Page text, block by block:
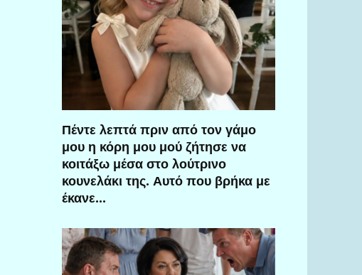
Πέντε λεπτά πριν από τον γάμο
μου η κόρη μου μού ζήτησε να
κοιτάξω μέσα στο λούτρινο
κουνελάκι της. Αυτό που βρήκα με
έκανε…